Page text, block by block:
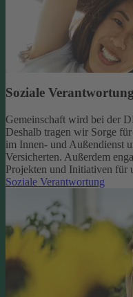
Soziale Verantwortung
Gemeinschaft wird bei der
Deshalb tragen wir Sorge
im Innen- und Außendienst
Versicherten. Außerdem
Projekten und Initiativen für
Soziale Verantwortung